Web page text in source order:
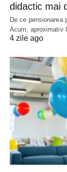
didactic mai
De ce pensionarea
Acum, aproximativ
4 zile ago